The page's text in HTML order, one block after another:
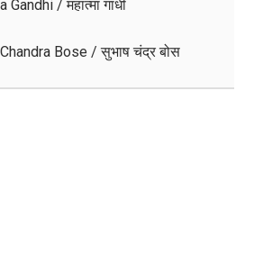
Gandhi / महात्मा गांधी
Bose / सुभाष चंद्र बोस